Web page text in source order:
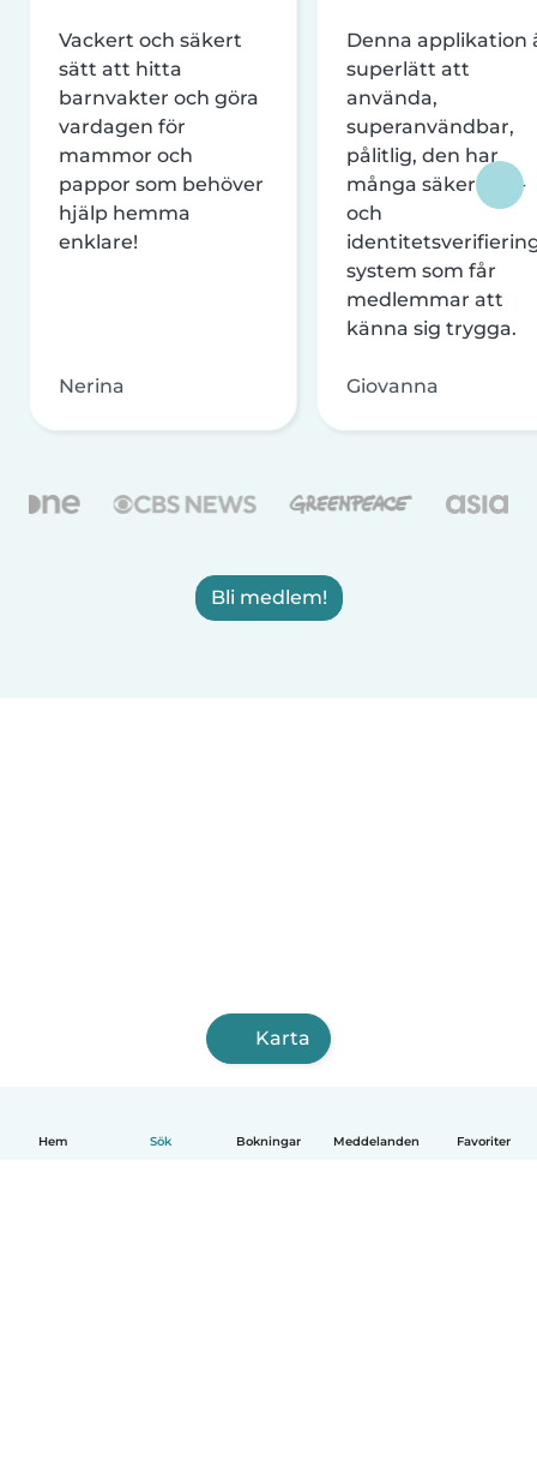
Hem Sök Bokningar Meddelanden Favoriter
Vackert och säkert
sätt att hitta
barnvakter och göra
vardagen för
mammor och
pappor som behöver
hjälp hemma
enklare!
Nerina
Denna applikation
superlätt att
använda,
superanvändbar,
pålitlig, den har
många säkerhets-
och
system som får
medlemmar att
känna sig trygga.
Giovanna
Bli medlem!
Karta